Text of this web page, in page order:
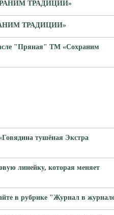
ТРАДИЦИИ»
ТРАДИЦИИ»
"Пряная" ТМ «Сохраним
тушёная Экстра
линейку, которая меняет
в рубрике "Журнал в